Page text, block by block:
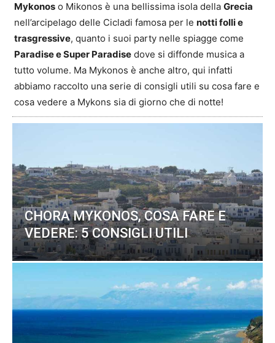
Mykonos o Mikonos è una bellissima isola della Grecia
nell’arcipelago delle Cicladi famosa per le notti folli e
trasgressive, quanto i suoi party nelle spiagge come
Paradise e Super Paradise dove si diffonde musica a
tutto volume. Ma Mykonos è anche altro, qui infatti
abbiamo raccolto una serie di consigli utili su cosa fare e
cosa vedere a Mykons sia di giorno che di notte!
CHORA MYKONOS, COSA FARE E
VEDERE: 5 CONSIGLI UTILI